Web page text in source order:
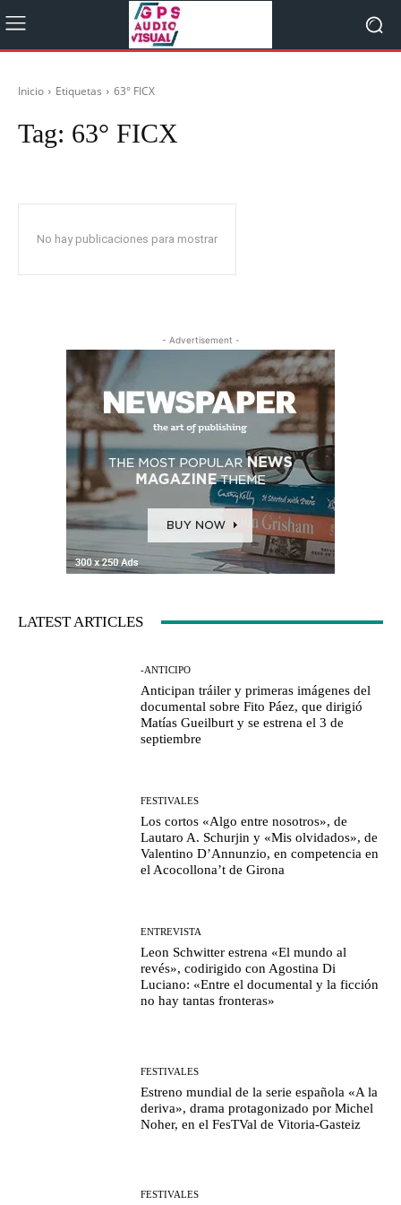
Inicio Etiquetas 63° FICX
Tag: 63° FICX
No hay publicaciones para mostrar
- Advertisement -
LATEST ARTICLES
-ANTICIPO
Anticipan tráiler y primeras imágenes del
documental sobre Fito Páez, que dirigió
Matías Gueilburt y se estrena el 3 de
septiembre
FESTIVALES
Los cortos «Algo entre nosotros», de
Lautaro A. Schurjin y «Mis olvidados», de
Valentino D’Annunzio, en competencia en
el Acocollona’t de Girona
ENTREVISTA
Leon Schwitter estrena «El mundo al
revés», codirigido con Agostina Di
Luciano: «Entre el documental y la ficción
no hay tantas fronteras»
FESTIVALES
Estreno mundial de la serie española «A la
deriva», drama protagonizado por Michel
Noher, en el FesTVal de Vitoria-Gasteiz
FESTIVALES